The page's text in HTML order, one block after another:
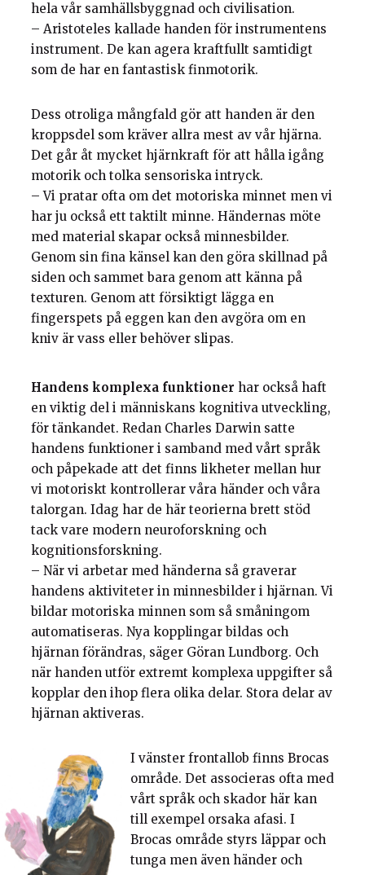
hela vår samhällsbyggnad och civilisation.
– Aristoteles kallade handen för instrumentens
instrument. De kan agera kraftfullt samtidigt
som de har en fantastisk finmotorik.
Dess otroliga mångfald gör att handen är den
kroppsdel som kräver allra mest av vår hjärna.
Det går åt mycket hjärnkraft för att hålla igång
motorik och tolka sensoriska intryck.
– Vi pratar ofta om det motoriska minnet men vi
har ju också ett taktilt minne. Händernas möte
med material skapar också minnesbilder.
Genom sin fina känsel kan den göra skillnad på
siden och sammet bara genom att känna på
texturen. Genom att försiktigt lägga en
fingerspets på eggen kan den avgöra om en
kniv är vass eller behöver slipas.
Handens komplexa funktioner har också haft
en viktig del i människans kognitiva utveckling,
för tänkandet. Redan Charles Darwin satte
handens funktioner i samband med vårt språk
och påpekade att det finns likheter mellan hur
vi motoriskt kontrollerar våra händer och våra
talorgan. Idag har de här teorierna brett stöd
tack vare modern neuroforskning och
kognitionsforskning.
– När vi arbetar med händerna så graverar
handens aktiviteter in minnesbilder i hjärnan. Vi
bildar motoriska minnen som så småningom
automatiseras. Nya kopplingar bildas och
hjärnan förändras, säger Göran Lundborg. Och
när handen utför extremt komplexa uppgifter så
kopplar den ihop flera olika delar. Stora delar av
hjärnan aktiveras.
I vänster frontallob finns Brocas
område. Det associeras ofta med
vårt språk och skador här kan
till exempel orsaka afasi. I
Brocas område styrs läppar och
tunga men även händer och